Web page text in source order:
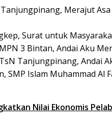
Tanjungpinang, Merajut
Surat untuk
3 Bintan, Andai Aku
Tanjungpinang, Andai
SMP Islam Muhammad Al
Nilai Ekonomis